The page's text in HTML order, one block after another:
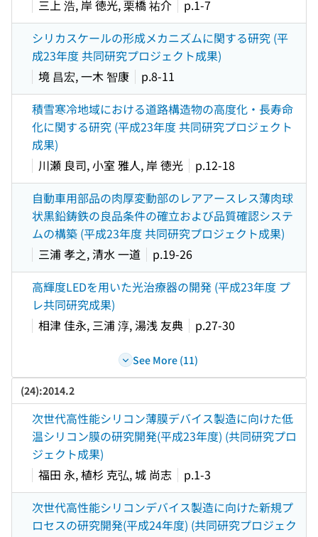
三上 浩, 岸 徳光, 栗橋 祐介
p.1-7
シリカスケールの形成メカニズムに関する研究 (平
成23年度 共同研究プロジェクト成果)
境 昌宏, 一木 智康
p.8-11
積雪寒冷地域における道路構造物の高度化・長寿命
化に関する研究 (平成23年度 共同研究プロジェクト
成果)
川瀬 良司, 小室 雅人, 岸 徳光
p.12-18
自動車用部品の肉厚変動部のレアアースレス薄肉球
状黒鉛鋳鉄の良品条件の確立および品質確認システ
ムの構築 (平成23年度 共同研究プロジェクト成果)
三浦 孝之, 清水 一道
p.19-26
高輝度LEDを用いた光治療器の開発 (平成23年度 プ
レ共同研究成果)
相津 佳永, 三浦 淳, 湯浅 友典
p.27-30
See More (11)
(24):2014.2
次世代高性能シリコン薄膜デバイス製造に向けた低
温シリコン膜の研究開発(平成23年度) (共同研究プロ
ジェクト成果)
福田 永, 植杉 克弘, 城 尚志
p.1-3
次世代高性能シリコンデバイス製造に向けた新規プ
ロセスの研究開発(平成24年度) (共同研究プロジェク